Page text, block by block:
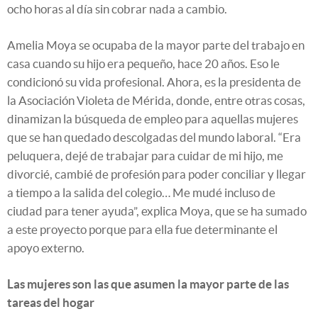
ocho horas al día sin cobrar nada a cambio.
Amelia Moya se ocupaba de la mayor parte del trabajo en
casa cuando su hijo era pequeño, hace 20 años. Eso le
condicionó su vida profesional. Ahora, es la presidenta de
la Asociación Violeta de Mérida, donde, entre otras cosas,
dinamizan la búsqueda de empleo para aquellas mujeres
que se han quedado descolgadas del mundo laboral. “Era
peluquera, dejé de trabajar para cuidar de mi hijo, me
divorcié, cambié de profesión para poder conciliar y llegar
a tiempo a la salida del colegio… Me mudé incluso de
ciudad para tener ayuda”, explica Moya, que se ha sumado
a este proyecto porque para ella fue determinante el
apoyo externo.
Las mujeres son las que asumen la mayor parte de las
tareas del hogar